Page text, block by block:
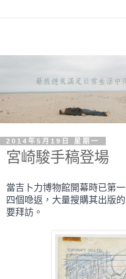
2014年5月19日 星期一
宮崎駿手稿登場
當吉卜力博物館開幕時已第
四個喼返，大量搜購其出版
要拜訪。